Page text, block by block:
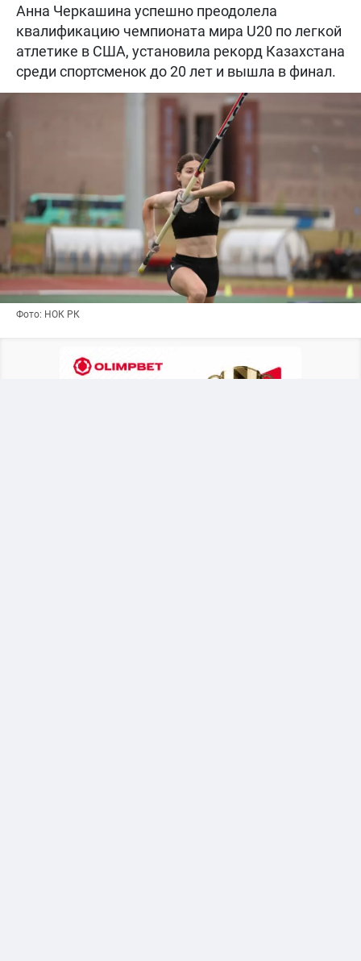
Анна Черкашина успешно преодолела
квалификацию чемпионата мира U20 по легкой
атлетике в США, установила рекорд Казахстана
среди спортсменок до 20 лет и вышла в финал.
Фото: НОК РК